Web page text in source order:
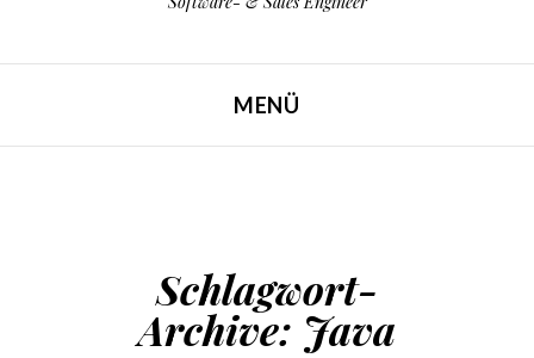
MENÜ
Schlagwort-
Archive: Java